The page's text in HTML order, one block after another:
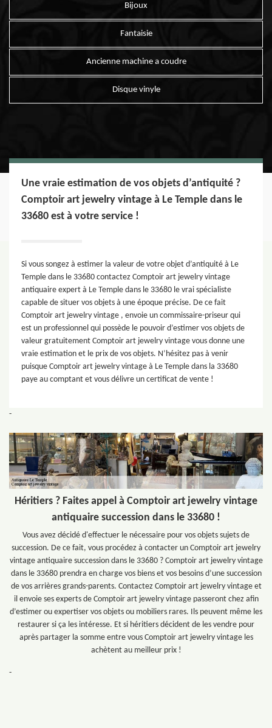
Bijoux
Fantaisie
Ancienne machine a coudre
Disque vinyle
Une vraie estimation de vos objets d’antiquité ?
Comptoir art jewelry vintage à Le Temple dans le
33680 est à votre service !
Si vous songez à estimer la valeur de votre objet d’antiquité à Le
Temple dans le 33680 contactez Comptoir art jewelry vintage
antiquaire expert à Le Temple dans le 33680 le vrai spécialiste
capable de situer vos objets à une époque précise. De ce fait
Comptoir art jewelry vintage , envoie un commissaire-priseur qui
est un professionnel qui possède le pouvoir d’estimer vos objets de
valeur gratuitement Comptoir art jewelry vintage vous donne une
vraie estimation et le prix de vos objets. N’hésitez pas à venir
puisque Comptoir art jewelry vintage à Le Temple dans la 33680
paye au comptant et vous délivre un certificat de vente !
-
Héritiers ? Faites appel à Comptoir art jewelry vintage
antiquaire succession dans le 33680 !
Vous avez décidé d'effectuer le nécessaire pour vos objets sujets de
succession. De ce fait, vous procédez à contacter un Comptoir art jewelry
vintage antiquaire succession dans le 33680 ? Comptoir art jewelry vintage
dans le 33680 prendra en charge vos biens et vos besoins d’une succession
de vos arrières grands-parents. Contactez Comptoir art jewelry vintage et
il envoie ses experts de Comptoir art jewelry vintage passeront chez afin
d’estimer ou expertiser vos objets ou mobiliers rares. Ils peuvent même les
restaurer si ça les intéresse. Et si héritiers décident de les vendre pour
après partager la somme entre vous Comptoir art jewelry vintage les
achètent au meilleur prix !
-